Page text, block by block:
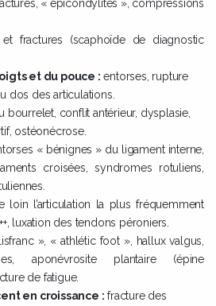
« épicondylites », compressions
et fractures (scaphoïde de diagnostic
et du pouce : entorses, rupture
dos des articulations.
bourrelet, conflit antérieur, dysplasie,
ostéonécrose.
« bénignes » du ligament interne,
croisées, syndromes rotuliens,
loin l’articulation la plus fréquemment
luxation des tendons péroniers.
», « athlétic foot », hallux valgus,
aponévrosite plantaire (épine
de fatigue.
en croissance : fracture des